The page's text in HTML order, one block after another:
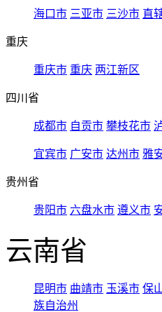
海口市 三亚市 三沙市 直
重庆
重庆市 重庆 两江新区
四川省
成都市 自贡市 攀枝花市
宜宾市 广安市 达州市 雅
贵州省
贵阳市 六盘水市 遵义市
云南省
昆明市 曲靖市 玉溪市 保
族自治州